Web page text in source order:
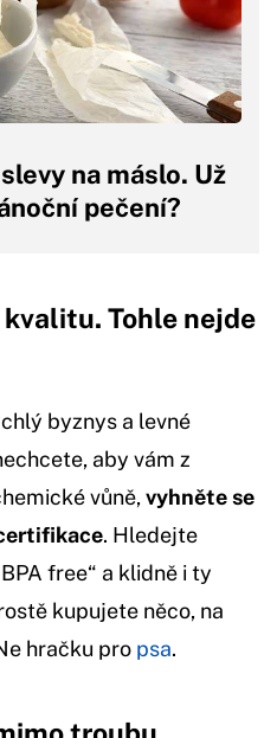
na máslo. Už
pečení?
Tohle nejde
byznys a levné
aby vám z
vůně,vyhněte se
. Hledejte
free“ a klidně i ty
kupujete něco, na
hračku pro psa.